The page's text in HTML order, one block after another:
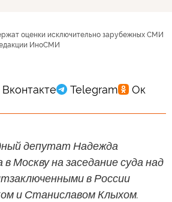
оценки исключительно зарубежных СМИ
ИноСМИ
депутат Надежда
Москву на заседание суда над
в России
и Станиславом Клыхом.